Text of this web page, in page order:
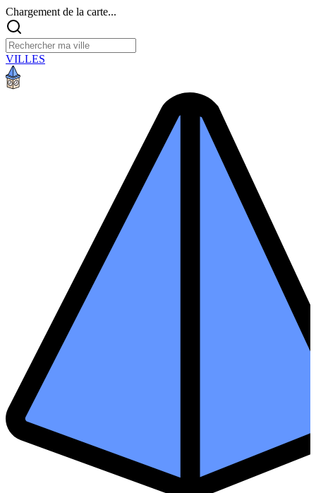
Chargement de la carte...
VILLES